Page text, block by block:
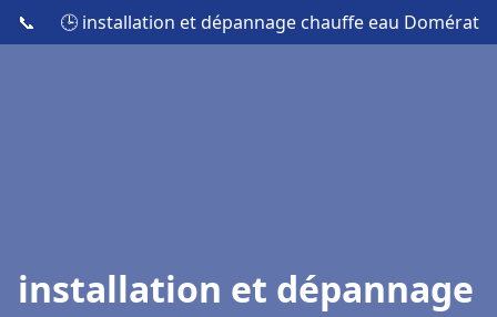
📞 🕒 installation et dépannage chauffe eau Domérat
installation et dépannage